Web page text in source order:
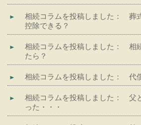
相続コラムを投稿しました： 葬
控除できる？
相続コラムを投稿しました： 相
たら？
相続コラムを投稿しました： 代
相続コラムを投稿しました： 父
った・・・